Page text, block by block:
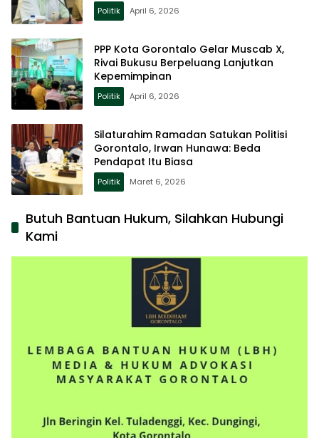
Politik April 6, 2026
PPP Kota Gorontalo Gelar Muscab X,
Rivai Bukusu Berpeluang Lanjutkan
Kepemimpinan
Politik April 6, 2026
Silaturahim Ramadan Satukan Politisi
Gorontalo, Irwan Hunawa: Beda
Pendapat Itu Biasa
Politik Maret 6, 2026
Butuh Bantuan Hukum, Silahkan Hubungi
Kami